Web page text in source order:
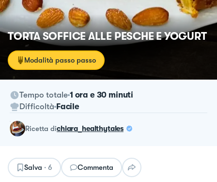
TORTA SOFFICE ALLE PESCHE E YOGURT
Modalità passo passo
Tempo totale 1 ora e 30 minuti
Difficoltà Facile
ricetta dichiara_healthytales
Salva · 6 Commenta